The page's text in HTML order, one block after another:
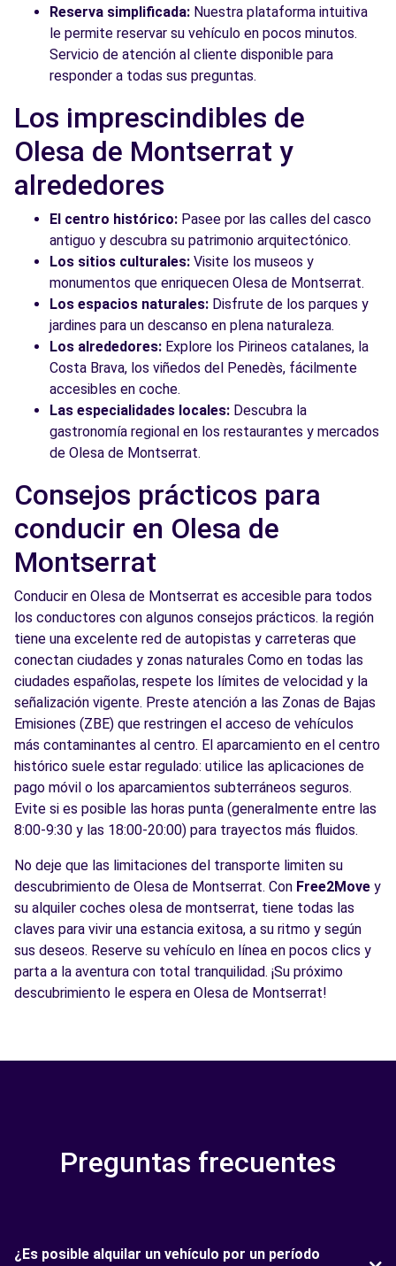
Reserva simplificada: Nuestra plataforma intuitiva
le permite reservar su vehículo en pocos minutos.
Servicio de atención al cliente disponible para
responder a todas sus preguntas.
Los imprescindibles de
Olesa de Montserrat y
alrededores
El centro histórico: Pasee por las calles del casco
antiguo y descubra su patrimonio arquitectónico.
Los sitios culturales: Visite los museos y
monumentos que enriquecen Olesa de Montserrat.
Los espacios naturales: Disfrute de los parques y
jardines para un descanso en plena naturaleza.
Los alrededores: Explore los Pirineos catalanes, la
Costa Brava, los viñedos del Penedès, fácilmente
accesibles en coche.
Las especialidades locales: Descubra la
gastronomía regional en los restaurantes y mercados
de Olesa de Montserrat.
Consejos prácticos para
conducir en Olesa de
Montserrat
Conducir en Olesa de Montserrat es accesible para todos
los conductores con algunos consejos prácticos. la región
tiene una excelente red de autopistas y carreteras que
conectan ciudades y zonas naturales Como en todas las
ciudades españolas, respete los límites de velocidad y la
señalización vigente. Preste atención a las Zonas de Bajas
Emisiones (ZBE) que restringen el acceso de vehículos
más contaminantes al centro. El aparcamiento en el centro
histórico suele estar regulado: utilice las aplicaciones de
pago móvil o los aparcamientos subterráneos seguros.
Evite si es posible las horas punta (generalmente entre las
8:00-9:30 y las 18:00-20:00) para trayectos más fluidos.
No deje que las limitaciones del transporte limiten su
descubrimiento de Olesa de Montserrat. Con Free2Move y
su alquiler coches olesa de montserrat, tiene todas las
claves para vivir una estancia exitosa, a su ritmo y según
sus deseos. Reserve su vehículo en línea en pocos clics y
parta a la aventura con total tranquilidad. ¡Su próximo
descubrimiento le espera en Olesa de Montserrat!
Preguntas frecuentes
¿Es posible alquilar un vehículo por un período